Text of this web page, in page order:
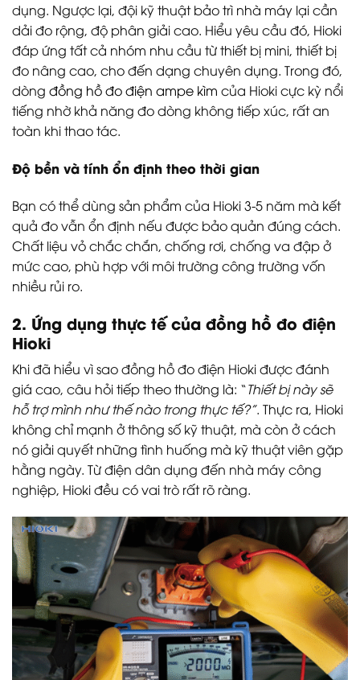
dụng. Ngược lại, đội kỹ thuật bảo trì nhà máy lại cần
dải đo rộng, độ phân giải cao. Hiểu yêu cầu đó, Hioki
đáp ứng tất cả nhóm nhu cầu từ thiết bị mini, thiết bị
đo nâng cao, cho đến dạng chuyên dụng. Trong đó,
dòng đồng hồ đo điện ampe kìm của Hioki cực kỳ nổi
tiếng nhờ khả năng đo dòng không tiếp xúc, rất an
toàn khi thao tác.
Độ bền và tính ổn định theo thời gian
Bạn có thể dùng sản phẩm của Hioki 3-5 năm mà kết
quả đo vẫn ổn định nếu được bảo quản đúng cách.
Chất liệu vỏ chắc chắn, chống rơi, chống va đập ở
mức cao, phù hợp với môi trường công trường vốn
nhiều rủi ro.
2. Ứng dụng thực tế của đồng hồ đo điện
Hioki
Khi đã hiểu vì sao đồng hồ đo điện Hioki được đánh
giá cao, câu hỏi tiếp theo thường là: “Thiết bị này sẽ
hỗ trợ mình như thế nào trong thực tế?”. Thực ra, Hioki
không chỉ mạnh ở thông số kỹ thuật, mà còn ở cách
nó giải quyết những tình huống mà kỹ thuật viên gặp
hằng ngày. Từ điện dân dụng đến nhà máy công
nghiệp, Hioki đều có vai trò rất rõ ràng.